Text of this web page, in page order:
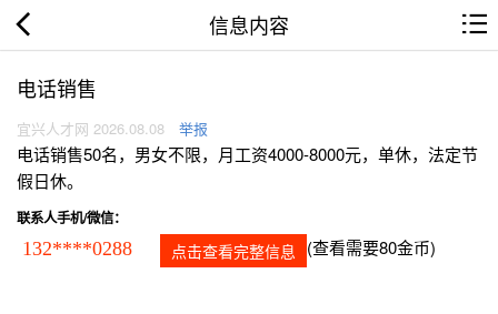
信息内容
电话销售
宜兴人才网 2026.08.08 举报
电话销售50名，男女不限，月工资4000-8000元，单休，法定节
假日休。
联系人手机/微信：
132****0288 点击查看完整信息 (查看需要80金币)